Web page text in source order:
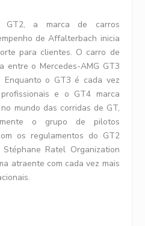
GT2, a marca de carros
de Affalterbach inicia
para clientes. O carro de
entre o Mercedes-AMG GT3
Enquanto o GT3 é cada vez
e o GT4 marca
mundo das corridas de GT,
o grupo de pilotos
os regulamentos do GT2
Ratel Organization
atraente com cada vez mais